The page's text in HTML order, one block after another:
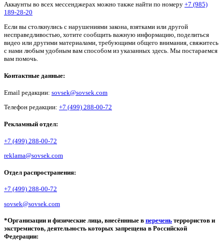
Аккаунты во всех мессенджерах можно также найти по номеру +7 (985)
189-28-20
Если вы столкнулись с нарушениями закона, взятками или другой
несправедливостью, хотите сообщить важную информацию, поделиться
видео или другими материалами, требующими общего внимания, свяжитесь
с нами любым удобным вам способом из указанных здесь. Мы постараемся
вам помочь.
Контактные данные:
Email редакции: sovsek@sovsek.com
Телефон редакции: +7 (499) 288-00-72
Рекламный отдел:
+7 (499) 288-00-72
reklama@sovsek.com
Отдел распространения:
+7 (499) 288-00-72
sovsek@sovsek.com
*Организации и физические лица, внесённные в перечень террористов и
экстремистов, деятельность которых запрещена в Российской
Федерации: